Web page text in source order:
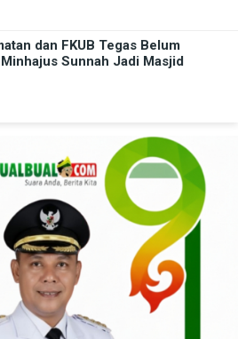
dan FKUB Tegas Belum
Sunnah Jadi Masjid